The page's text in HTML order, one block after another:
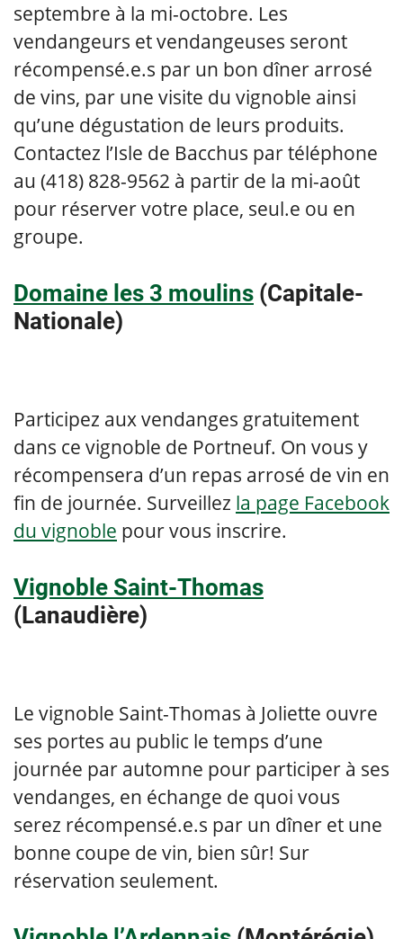
septembre à la mi-octobre. Les
vendangeurs et vendangeuses seront
récompensé.e.s par un bon dîner arrosé
de vins, par une visite du vignoble ainsi
qu’une dégustation de leurs produits.
Contactez l’Isle de Bacchus par téléphone
au (418) 828-9562 à partir de la mi-août
pour réserver votre place, seul.e ou en
groupe.
Domaine les 3 moulins (Capitale-
Nationale)
Participez aux vendanges gratuitement
dans ce vignoble de Portneuf. On vous y
récompensera d’un repas arrosé de vin en
fin de journée. Surveillez la page Facebook
du vignoble pour vous inscrire.
Vignoble Saint-Thomas
(Lanaudière)
Le vignoble Saint-Thomas à Joliette ouvre
ses portes au public le temps d’une
journée par automne pour participer à ses
vendanges, en échange de quoi vous
serez récompensé.e.s par un dîner et une
bonne coupe de vin, bien sûr! Sur
réservation seulement.